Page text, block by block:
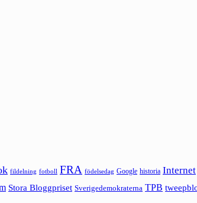
fildelning fotboll FRA födelsedag Google historia Internet
Stora Bloggpriset Sverigedemokraterna TPB